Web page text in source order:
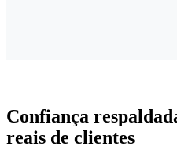
Confiança
reais de clientes